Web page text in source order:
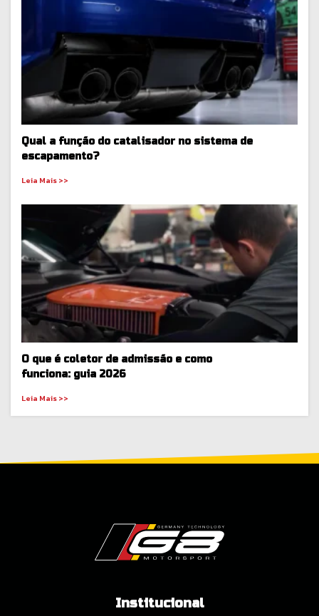
Qual a função do catalisador no sistema de
escapamento?
Leia Mais >>
O que é coletor de admissão e como
funciona: guia 2026
Leia Mais >>
Institucional